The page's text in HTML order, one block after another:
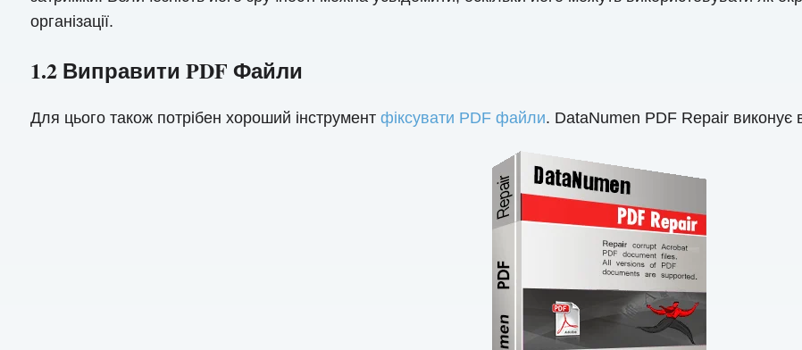
організації.
1.2 Виправити PDF Файли
Для цього також потрібен хороший інструмент фіксувати PDF файли. DataNumen PDF Repair виконує